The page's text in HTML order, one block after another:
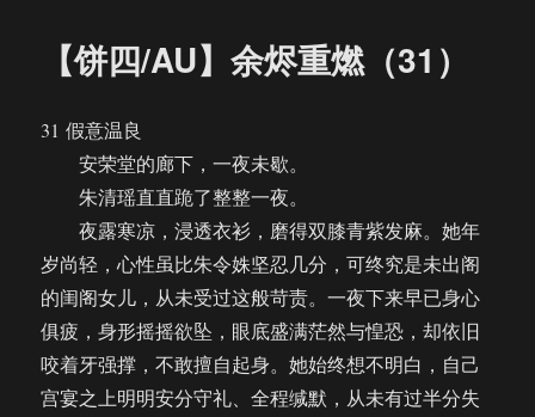
【饼四/AU】余烬重燃（31）
31 假意温良
安荣堂的廊下，一夜未歇。
朱清瑶直直跪了整整一夜。
夜露寒凉，浸透衣衫，磨得双膝青紫发麻。她年
岁尚轻，心性虽比朱令姝坚忍几分，可终究是未出阁
的闺阁女儿，从未受过这般苛责。一夜下来早已身心
俱疲，身形摇摇欲坠，眼底盛满茫然与惶恐，却依旧
咬着牙强撑，不敢擅自起身。她始终想不明白，自己
宫宴之上明明安分守礼、全程缄默，从未有过半分失